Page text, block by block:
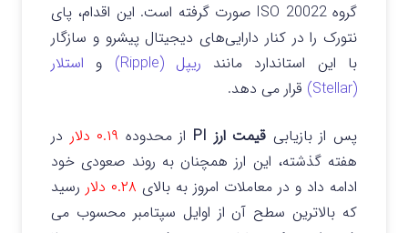
گروه ISO 20022 صورت گرفته است. این اقدام، پای
نتورک را در کنار دارایی‌های دیجیتال پیشرو و سازگار
با این استاندارد مانند ریپل (Ripple) و استلار
(Stellar)
قرار می دهد.
پس از بازیابی قیمت ارز PI از محدوده ۰.۱۹ دلار
در
هفته گذشته، این ارز همچنان به روند صعودی خود
ادامه داد و در معاملات امروز به بالای
رسید
که بالاترین سطح آن از اوایل سپتامبر محسوب می